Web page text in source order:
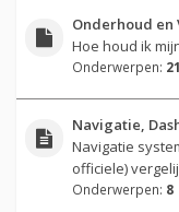
Onderhoud
Hoe houd ik
Onderwerpen:
Navigatie,
Navigatie
officiele)
Onderwerpen: 8